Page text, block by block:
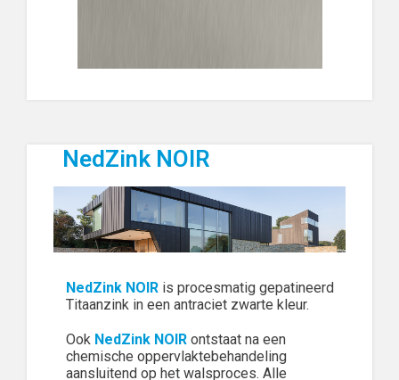
NedZink NOIR
NedZink NOIR is procesmatig gepatineerd
Titaanzink in een antraciet zwarte kleur.
Ook NedZink NOIR ontstaat na een
chemische oppervlaktebehandeling
aansluitend op het walsproces. Alle